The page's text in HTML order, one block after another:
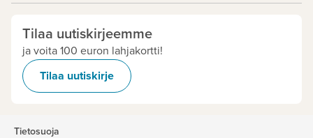
Tilaa uutiskirjeemme
ja voita 100 euron lahjakortti!
Tilaa uutiskirje
Tietosuoja